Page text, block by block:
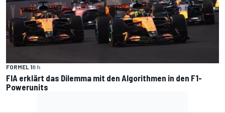
FORMEL 18 h
FIA erklärt das Dilemma mit den Algorithmen in den F1-
Powerunits